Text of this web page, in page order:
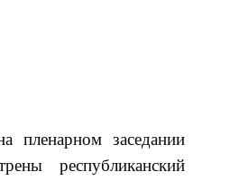
пленарном заседании
республиканский